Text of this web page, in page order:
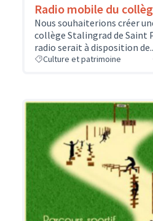
Radio mobile du
Nous souhaiterions créer
collège Stalingrad de Saint
radio serait à disposition
Culture et patrimoine